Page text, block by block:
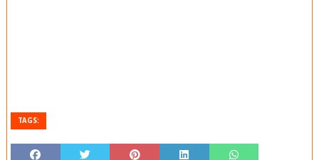
TAGS: